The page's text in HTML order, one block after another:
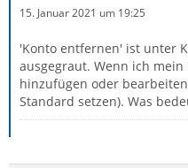
15. Januar 2021 um 19:25
'Konto entfernen' ist unter
ausgegraut. Wenn ich
hinzufügen oder
Standard setzen). Was